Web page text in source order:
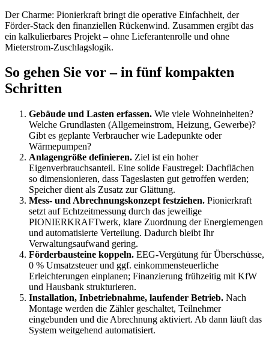
Der Charme: Pionierkraft bringt die operative Einfachheit, der
Förder-Stack den finanziellen Rückenwind. Zusammen ergibt das
ein kalkulierbares Projekt – ohne Lieferantenrolle und ohne
Mieterstrom-Zuschlagslogik.
So gehen Sie vor – in fünf kompakten
Schritten
Gebäude und Lasten erfassen. Wie viele Wohneinheiten?
Welche Grundlasten (Allgemeinstrom, Heizung, Gewerbe)?
Gibt es geplante Verbraucher wie Ladepunkte oder
Wärmepumpen?
Anlagengröße definieren. Ziel ist ein hoher
Eigenverbrauchsanteil. Eine solide Faustregel: Dachflächen
so dimensionieren, dass Tageslasten gut getroffen werden;
Speicher dient als Zusatz zur Glättung.
Mess- und Abrechnungskonzept festziehen. Pionierkraft
setzt auf Echtzeitmessung durch das jeweilige
PIONIERKRAFTwerk, klare Zuordnung der Energiemengen
und automatisierte Verteilung. Dadurch bleibt Ihr
Verwaltungsaufwand gering.
Förderbausteine koppeln. EEG-Vergütung für Überschüsse,
0 % Umsatzsteuer und ggf. einkommensteuerliche
Erleichterungen einplanen; Finanzierung frühzeitig mit KfW
und Hausbank strukturieren.
Installation, Inbetriebnahme, laufender Betrieb. Nach
Montage werden die Zähler geschaltet, Teilnehmer
eingebunden und die Abrechnung aktiviert. Ab dann läuft das
System weitgehend automatisiert.